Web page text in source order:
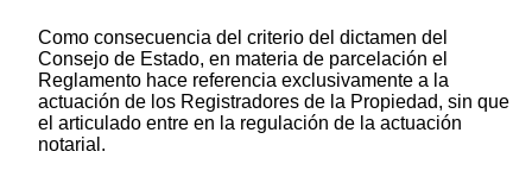
Como consecuencia del criterio del dictamen del
Consejo de Estado, en materia de parcelación el
Reglamento hace referencia exclusivamente a la
actuación de los Registradores de la Propiedad, sin que
el articulado entre en la regulación de la actuación
notarial.